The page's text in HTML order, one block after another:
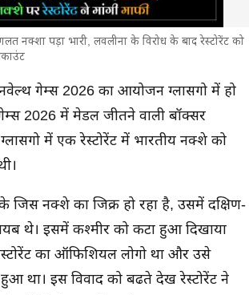
नक्शा पड़ा भारी, लवलीना के विरोध के बाद रेस्टोरेंट को
गेम्स 2026 का आयोजन ग्लासगो में हो
2026 में मेडल जीतने वाली बॉक्सर
में एक रेस्टोरेंट में भारतीय नक्शे को
जिस नक्शे का जिक्र हो रहा है, उसमें दक्षिण-
थे। इसमें कश्मीर को कटा हुआ दिखाया
का ऑफिशियल लोगो था और उसे
था। इस विवाद को बढते देख रेस्टोरेंट ने